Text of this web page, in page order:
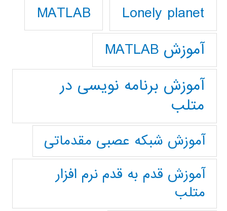
Lonely planet
MATLAB
آموزش MATLAB
آموزش برنامه نویسی در
متلب
آموزش شبکه عصبی مقدماتی
آموزش قدم به قدم نرم افزار
متلب